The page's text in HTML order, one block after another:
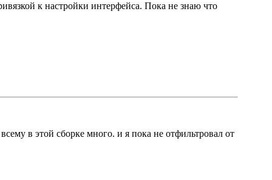
к настройки интерфейса. Пока не знаю что
в этой сборке много. и я пока не отфильтровал от